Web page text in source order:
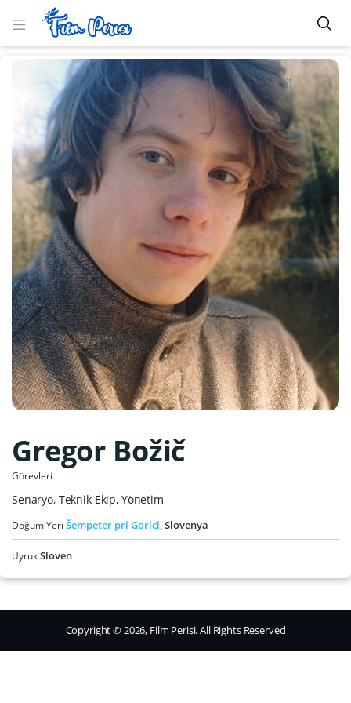
Gregor Božič
Görevleri
Senaryo, Teknik Ekip, Yönetim
Doğum Yeri Šempeter pri Gorici,Slovenya
UyrukSloven
Copyright © 2026, Film Perisi. All Rights Reserved